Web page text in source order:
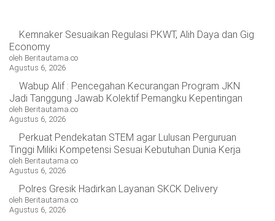
Kemnaker Sesuaikan Regulasi PKWT, Alih Daya dan Gig
Economy
oleh Beritautama.co
Agustus 6, 2026
Wabup Alif : Pencegahan Kecurangan Program JKN
Jadi Tanggung Jawab Kolektif Pemangku Kepentingan
oleh Beritautama.co
Agustus 6, 2026
Perkuat Pendekatan STEM agar Lulusan Perguruan
Tinggi Miliki Kompetensi Sesuai Kebutuhan Dunia Kerja
oleh Beritautama.co
Agustus 6, 2026
Polres Gresik Hadirkan Layanan SKCK Delivery
oleh Beritautama.co
Agustus 6, 2026